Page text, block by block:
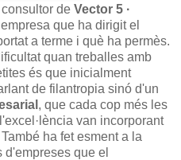
de Vector 5 ·
que ha dirigit el
a terme i què ha permès.
quan treballes amb
és que inicialment
de filantropia sinó d'un
, que cada cop més les
van incorporant
ha fet esment a la
que el